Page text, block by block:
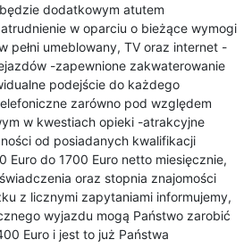
dodatkowym atutem
w oparciu o bieżące wymogi
pełni umeblowany, TV oraz internet -
-zapewnione zakwaterowanie
podejście do każdego
zarówno pod względem
w kwestiach opieki -atrakcyjne
od posiadanych kwalifikacji
Euro do 1700 Euro netto miesięcznie,
oraz stopnia znajomości
z licznymi zapytaniami informujemy,
wyjazdu mogą Państwo zarobić
Euro i jest to już Państwa